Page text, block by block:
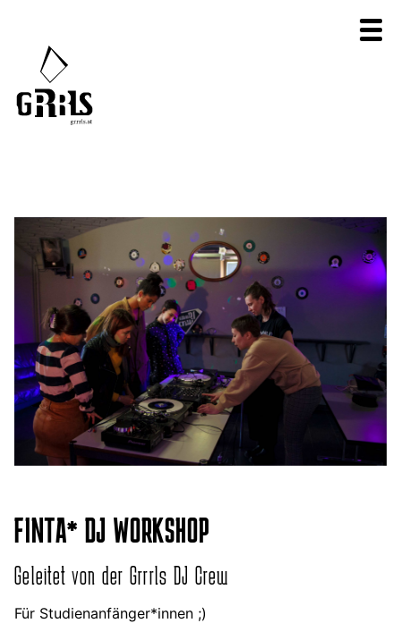
FINTA* DJ WORKSHOP
Geleitet von der Grrrls DJ Crew
Für Studienanfänger*innen ;)